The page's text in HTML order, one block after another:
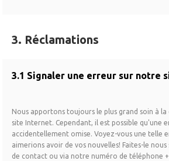
3. Réclamations
3.1 Signaler une erreur sur notre
Nous apportons toujours le plus grand soin à
site Internet. Cependant, il est possible qu'une
accidentellement omise. Voyez-vous une telle
aimerions avoir de vos nouvelles! Faites-le
de contact ou via notre numéro de téléphone